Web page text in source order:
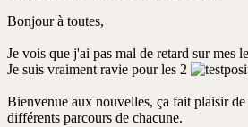
lu
Bonjour à toutes,
Je vois que j'ai pas mal de retard sur mes
Je suis vraiment ravie pour les 2
Bienvenue aux nouvelles, ça fait plaisir
différents parcours de chacune.